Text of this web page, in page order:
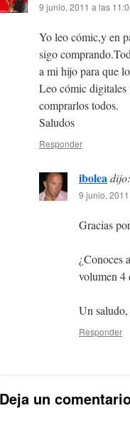
9 junio, 2011 a las
Yo leo cómic,y en
sigo
a mi hijo para que
Leo cómic digitales
comprarlos todos.
Saludos
Responder
iboleadijo:
9 junio,
Gracias
¿Conoces
volumen 4
Un saludo,
Responder
Deja un